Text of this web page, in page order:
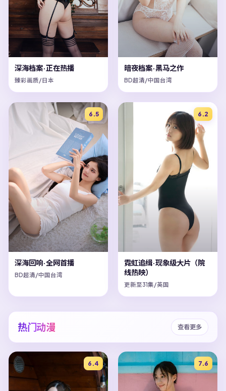
深海档案·正在热播
臻彩画质/日本
暗夜档案·黑马之作
BD超清/中国台湾
6.5
深海回响·全网首播
BD超清/中国台湾
6.2
霓虹追缉·现象级大片（院
线热映）
更新至31集/英国
热门动漫 查看更多
6.4 7.6